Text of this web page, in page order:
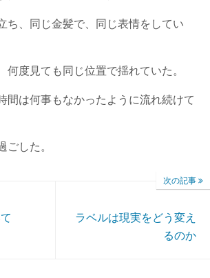
ち、同じ金髪で、同じ表情をしてい
何度見ても同じ位置で揺れていた。
間は何事もなかったように流れ続けて
ごした。
次の記事
ラベルは現実をどう変え
るのか